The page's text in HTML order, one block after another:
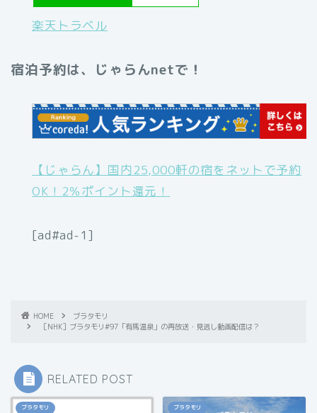
楽天トラベル
宿泊予約は、じゃらんnetで！
【じゃらん】国内25,000軒の宿をネットで予約
OK！2％ポイント還元！
[ad#ad-1]
HOME
ブラタモリ
［NHK］ブラタモリ#97「有馬温泉」の再放送・見逃し動画配信は？
RELATED POST
ブラタモリ ブラタモリ